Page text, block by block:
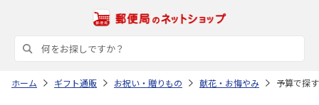
ホーム ギフト通販 お祝い・贈りもの 献花・お悔やみ 予算で探